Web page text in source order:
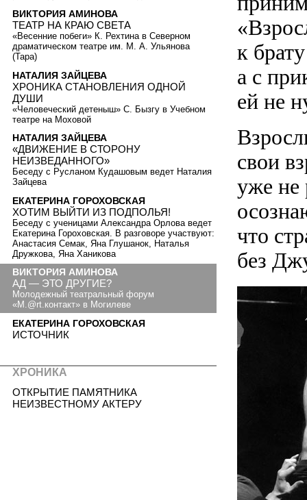
к
а с
ей не
свои
уже не
что
без
ВИКТОРИЯ АМИНОВА
ТЕАТР НА КРАЮ СВЕТА
«Весенние побеги» К. Рехтина в Северном
драматическом театре им. М. А. Ульянова
(Тара)
НАТАЛИЯ ЗАЙЦЕВА
ХРОНИКА СТАНОВЛЕНИЯ ОДНОЙ
ДУШИ
«Человеческий детеныш» С. Бызгу в Учебном
театре на Моховой
НАТАЛИЯ ЗАЙЦЕВА
«ДВИЖЕНИЕ В СТОРОНУ
НЕИЗВЕДАННОГО»
Беседу с Русланом Кудашовым ведет Наталия
Зайцева
ЕКАТЕРИНА ГОРОХОВСКАЯ
ХОТИМ ВЫЙТИ ИЗ ПОДПОЛЬЯ!
Беседу с ученицами Александра Орлова ведет
Екатерина Гороховская. В разговоре участвуют:
Анастасия Семак, Яна Глушанок, Наталья
Дружкова, Яна Ханикова
ВИКТОРИЯ АМИНОВА
АД — ЭТО ДРУГИЕ?
Молодежный театральный форум
«М.@rt.контакт» в Могилеве
ЕКАТЕРИНА ГОРОХОВСКАЯ
ИСТОЧНИК
ХРОНИКА
ОТКРЫТИЕ ПАМЯТНИКА
НЕИЗВЕСТНОМУ АКТЕРУ